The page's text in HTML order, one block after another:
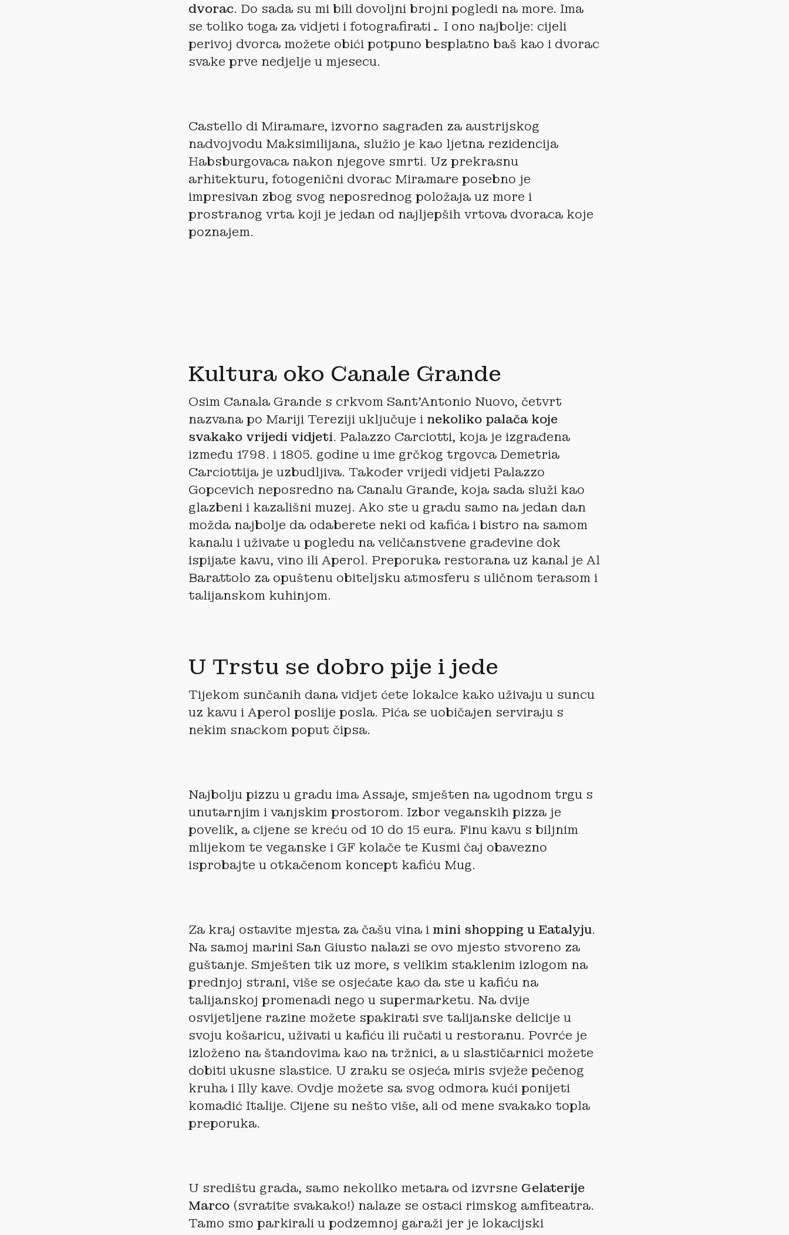
dvorac. Do sada su mi bili dovoljni brojni pogledi na more. Ima
se toliko toga za vidjeti i fotografirati… I ono najbolje: cijeli
perivoj dvorca možete obići potpuno besplatno baš kao i dvorac
svake prve nedjelje u mjesecu.
Castello di Miramare, izvorno sagrađen za austrijskog
nadvojvodu Maksimilijana, služio je kao ljetna rezidencija
Habsburgovaca nakon njegove smrti. Uz prekrasnu
arhitekturu, fotogenični dvorac Miramare posebno je
impresivan zbog svog neposrednog položaja uz more i
prostranog vrta koji je jedan od najljepših vrtova dvoraca koje
poznajem.
Kultura oko Canale Grande
Osim Canala Grande s crkvom Sant’Antonio Nuovo, četvrt
nazvana po Mariji Tereziji uključuje i nekoliko palača koje
svakako vrijedi vidjeti. Palazzo Carciotti, koja je izgrađena
između 1798. i 1805. godine u ime grčkog trgovca Demetria
Carciottija je uzbudljiva. Također vrijedi vidjeti Palazzo
Gopcevich neposredno na Canalu Grande, koja sada služi kao
glazbeni i kazališni muzej. Ako ste u gradu samo na jedan dan
možda najbolje da odaberete neki od kafića i bistro na samom
kanalu i uživate u pogledu na veličanstvene građevine dok
ispijate kavu, vino ili Aperol. Preporuka restorana uz kanal je Al
Barattolo za opuštenu obiteljsku atmosferu s uličnom terasom i
talijanskom kuhinjom.
U Trstu se dobro pije i jede
Tijekom sunčanih dana vidjet ćete lokalce kako uživaju u suncu
uz kavu i Aperol poslije posla. Pića se uobičajen serviraju s
nekim snackom poput čipsa.
Najbolju pizzu u gradu ima Assaje, smješten na ugodnom trgu s
unutarnjim i vanjskim prostorom. Izbor veganskih pizza je
povelik, a cijene se kreću od 10 do 15 eura. Finu kavu s biljnim
mlijekom te veganske i GF kolače te Kusmi čaj obavezno
isprobajte u otkačenom koncept kafiću Mug.
Za kraj ostavite mjesta za čašu vina i mini shopping u Eatalyju.
Na samoj marini San Giusto nalazi se ovo mjesto stvoreno za
guštanje. Smješten tik uz more, s velikim staklenim izlogom na
prednjoj strani, više se osjećate kao da ste u kafiću na
talijanskoj promenadi nego u supermarketu. Na dvije
osvijetljene razine možete spakirati sve talijanske delicije u
svoju košaricu, uživati u kafiću ili ručati u restoranu. Povrće je
izloženo na štandovima kao na tržnici, a u slastičarnici možete
dobiti ukusne slastice. U zraku se osjeća miris svježe pečenog
kruha i Illy kave. Ovdje možete sa svog odmora kući ponijeti
komadić Italije. Cijene su nešto više, ali od mene svakako topla
preporuka.
U središtu grada, samo nekoliko metara od izvrsne Gelaterije
Marco (svratite svakako!) nalaze se ostaci rimskog amfiteatra.
Tamo smo parkirali u podzemnoj garaži jer je lokacijski